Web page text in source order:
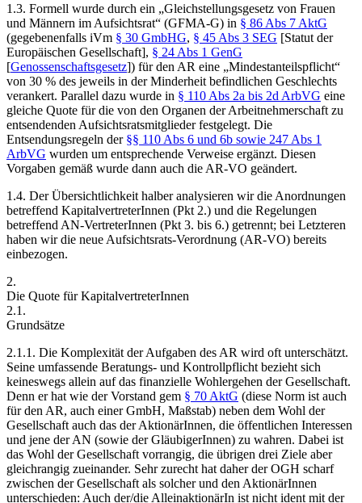
1.3. Formell wurde durch ein „Gleichstellungsgesetz von Frauen
und Männern im Aufsichtsrat“ (GFMA-G) in § 86 Abs 7 AktG
(gegebenenfalls iVm § 30 GmbHG, § 45 Abs 3 SEG [Statut der
Europäischen Gesellschaft], § 24 Abs 1 GenG
[Genossenschaftsgesetz]) für den AR eine „Mindestanteilspflicht“
von 30 % des jeweils in der Minderheit befindlichen Geschlechts
verankert. Parallel dazu wurde in § 110 Abs 2a bis 2d ArbVG eine
gleiche Quote für die von den Organen der Arbeitnehmerschaft zu
entsendenden Aufsichtsratsmitglieder festgelegt. Die
Entsendungsregeln der §§ 110 Abs 6 und 6b sowie 247 Abs 1
ArbVG wurden um entsprechende Verweise ergänzt. Diesen
Vorgaben gemäß wurde dann auch die AR-VO geändert.
1.4. Der Übersichtlichkeit halber analysieren wir die Anordnungen
betreffend KapitalvertreterInnen (Pkt 2.) und die Regelungen
betreffend AN-VertreterInnen (Pkt 3. bis 6.) getrennt; bei Letzteren
haben wir die neue Aufsichtsrats-Verordnung (AR-VO) bereits
einbezogen.
2.
Die Quote für KapitalvertreterInnen
2.1.
Grundsätze
2.1.1. Die Komplexität der Aufgaben des AR wird oft unterschätzt.
Seine umfassende Beratungs- und Kontrollpflicht bezieht sich
keineswegs allein auf das finanzielle Wohlergehen der Gesellschaft.
Denn er hat wie der Vorstand gem § 70 AktG (diese Norm ist auch
für den AR, auch einer GmbH, Maßstab) neben dem Wohl der
Gesellschaft auch das der AktionärInnen, die öffentlichen Interessen
und jene der AN (sowie der GläubigerInnen) zu wahren. Dabei ist
das Wohl der Gesellschaft vorrangig, die übrigen drei Ziele aber
gleichrangig zueinander. Sehr zurecht hat daher der OGH scharf
zwischen der Gesellschaft als solcher und den AktionärInnen
unterschieden: Auch der/die AlleinaktionärIn ist nicht ident mit der